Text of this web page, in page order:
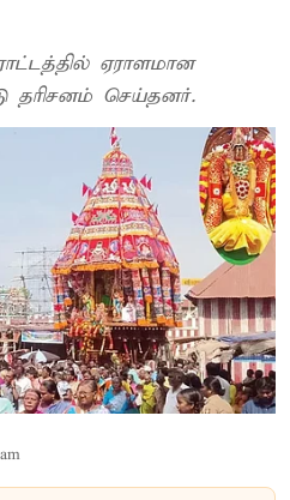
ஏராளமான
தரிசனம் செய்தனர்.